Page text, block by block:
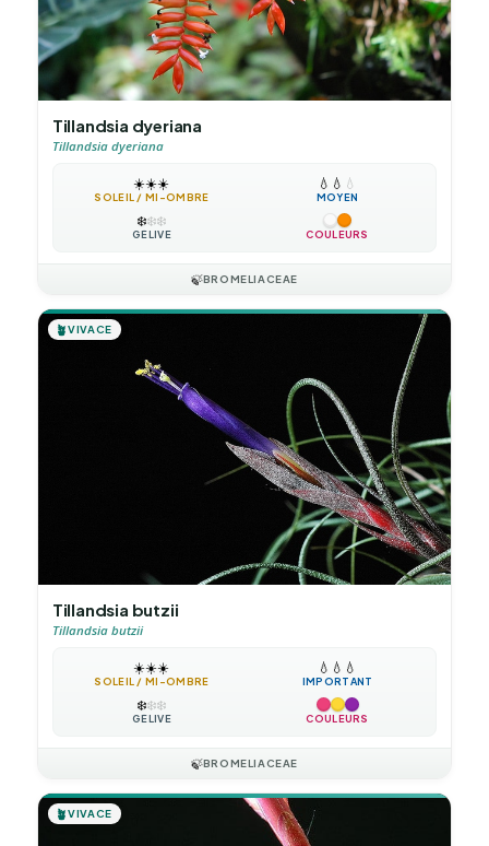
Tillandsia dyeriana
Tillandsia dyeriana
☀️☀️☀️
SOLEIL / MI-OMBRE
💧 💧 💧
MOYEN
❄️❄️❄️
GÉLIVE COULEURS
🍃BROMELIACEAE
🪴VIVACE
Tillandsia butzii
Tillandsia butzii
☀️☀️☀️
SOLEIL / MI-OMBRE
💧 💧 💧
IMPORTANT
❄️❄️❄️
GÉLIVE COULEURS
🍃BROMELIACEAE
🪴VIVACE